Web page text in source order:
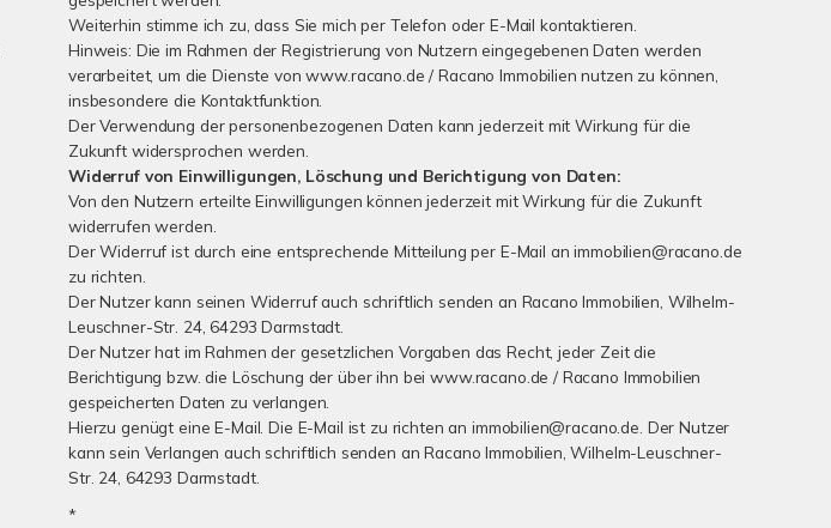
Weiterhin stimme ich zu, dass Sie mich per Telefon oder E-Mail kontaktieren.
Hinweis: Die im Rahmen der Registrierung von Nutzern eingegebenen Daten werden
verarbeitet, um die Dienste von www.racano.de / Racano Immobilien nutzen zu können,
insbesondere die Kontaktfunktion.
Der Verwendung der personenbezogenen Daten kann jederzeit mit Wirkung für die
Zukunft widersprochen werden.
Widerruf von Einwilligungen, Löschung und Berichtigung von Daten:
Von den Nutzern erteilte Einwilligungen können jederzeit mit Wirkung für die Zukunft
widerrufen werden.
Der Widerruf ist durch eine entsprechende Mitteilung per E-Mail an immobilien@racano.de
zu richten.
Der Nutzer kann seinen Widerruf auch schriftlich senden an Racano Immobilien, Wilhelm-
Leuschner-Str. 24, 64293 Darmstadt.
Der Nutzer hat im Rahmen der gesetzlichen Vorgaben das Recht, jeder Zeit die
Berichtigung bzw. die Löschung der über ihn bei www.racano.de / Racano Immobilien
gespeicherten Daten zu verlangen.
Hierzu genügt eine E-Mail. Die E-Mail ist zu richten an immobilien@racano.de. Der Nutzer
kann sein Verlangen auch schriftlich senden an Racano Immobilien, Wilhelm-Leuschner-
Str. 24, 64293 Darmstadt.
*